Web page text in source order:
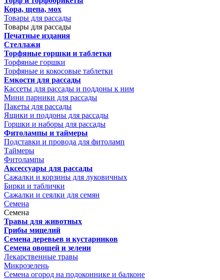
Кора, щепа, мох
Товары для рассады
Товары для рассады
Печатные издания
Стеллажи
Торфяные горшки и таблетки
Торфяные горшки
Торфяные и кокосовые таблетки
Емкости для рассады
Кассеты для рассады и поддоны к ним
Мини парники для рассады
Пакеты для рассады
Ящики и поддоны для рассады
Горшки и наборы для рассады
Фитолампы и таймеры
Подставки и провода для фитоламп
Таймеры
Фитолампы
Аксессуары для рассады
Сажалки и корзины для луковичных
Бирки и таблички
Сажалки и сеялки для семян
Семена
Семена
Травы для животных
Грибы мицелий
Семена деревьев и кустарников
Семена овощей и зелени
Лекарственные травы
Микрозелень
Семена огород на подоконнике и балконе